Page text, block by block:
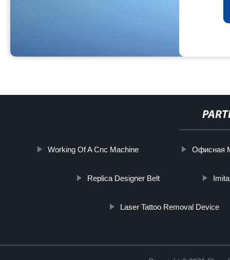
Working Of A Cnc Machine Офисная
Replica Designer Belt
Laser Tattoo Removal Device